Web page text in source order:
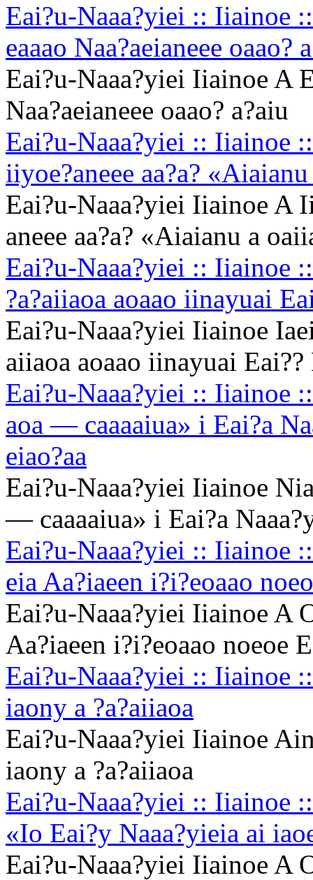
Eai?u-Naaa?yiei :: Iiainoe
eaaao Naa?aeianeee oaao?
Eai?u-Naaa?yiei Iiainoe A
Naa?aeianeee oaao? a?aiu
Eai?u-Naaa?yiei :: Iiainoe
iiyoe?aneee aa?a?
Eai?u-Naaa?yiei Iiainoe A
aneee aa?a? «Aiaianu a
Eai?u-Naaa?yiei :: Iiainoe
?a?aiiaoa aoaao iinayuai
Eai?u-Naaa?yiei Iiainoe
aiiaoa aoaao iinayuai Eai??
Eai?u-Naaa?yiei :: Iiainoe
aoa — caaaaiua» i Eai?a
eiao?aa
Eai?u-Naaa?yiei Iiainoe
— caaaaiua» i Eai?a
Eai?u-Naaa?yiei :: Iiainoe
eia Aa?iaeen i?i?eoaao
Eai?u-Naaa?yiei Iiainoe A
Aa?iaeen i?i?eoaao noeoe
Eai?u-Naaa?yiei :: Iiainoe
iaony a ?a?aiiaoa
Eai?u-Naaa?yiei Iiainoe
iaony a ?a?aiiaoa
Eai?u-Naaa?yiei :: Iiainoe
«Io Eai?y Naaa?yieia ai
Eai?u-Naaa?yiei Iiainoe A